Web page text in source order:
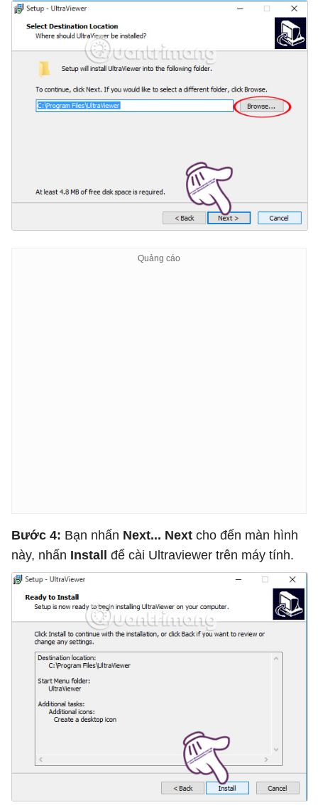
Bước 4: Bạn nhấn Next... Next cho đến màn hình
này, nhấn Install để cài Ultraviewer trên máy tính.